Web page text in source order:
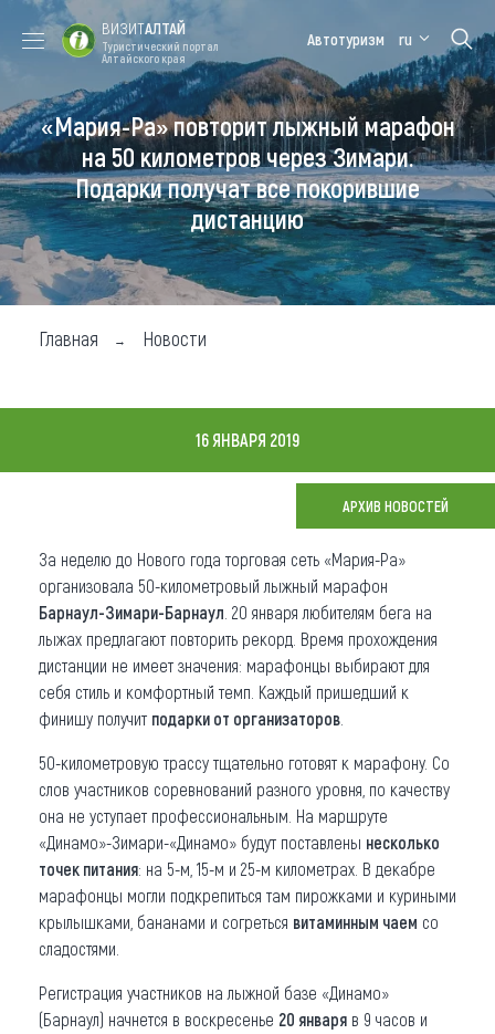
Форум VISIT
ALTAI
Цветение
маральника
Медицинский
форум
Алтайская
зимовка
Туры
Где побывать
Чем заняться
Где остановиться
О регионе
Коллекция впечатлений
Другие рубрики
ВИЗИТАЛТАЙ
Туристический портал
Алтайского края
Автотуризм ru
«Мария-Ра» повторит лыжный марафон
на 50 километров через Зимари.
Подарки получат все покорившие
дистанцию
Главная Новости
16 ЯНВАРЯ 2019
АРХИВ НОВОСТЕЙ
За неделю до Нового года торговая сеть «Мария-Ра»
организовала 50-километровый лыжный марафон
Барнаул-Зимари-Барнаул . 20 января любителям бега на
лыжах предлагают повторить рекорд. Время прохождения
дистанции не имеет значения: марафонцы выбирают для
себя стиль и комфортный темп. Каждый пришедший к
финишу получит подарки от организаторов
50-километровую трассу тщательно готовят к марафону. Со
слов участников соревнований разного уровня, по качеству
она не уступает профессиональным. На маршруте
«Динамо»-Зимари-«Динамо» будут поставлены несколько
точек питания: на 5-м, 15-м и 25-м километрах. В декабре
марафонцы могли подкрепиться там пирожками и куриными
крылышками, бананами и согреться витаминным чаем со
сладостями.
Регистрация участников на лыжной базе «Динамо»
(Барнаул) начнется в воскресенье 20 января в 9 часов и